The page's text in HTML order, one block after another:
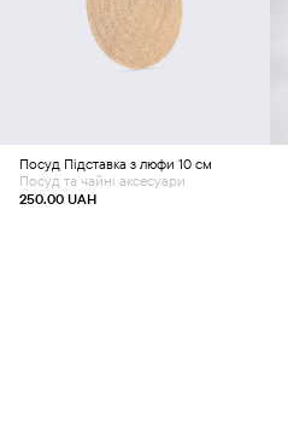
Додати в кошик
Посуд Підставка з люфи 10 см
250.00 UAH
Посуд та чайні аксесуари